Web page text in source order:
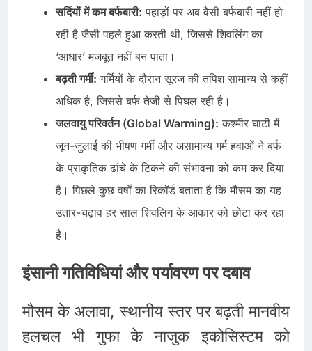
सर्दियों में कम बर्फबारी: पहाड़ों पर अब वैसी बर्फबारी नहीं हो
रही है जैसी पहले हुआ करती थी, जिससे शिवलिंग का
‘आधार’ मजबूत नहीं बन पाता।
बढ़ती गर्मी: गर्मियों के दौरान सूरज की तपिश सामान्य से कहीं
अधिक है, जिससे बर्फ तेजी से पिघल रही है।
जलवायु परिवर्तन (Global Warming): कश्मीर घाटी में
जून-जुलाई की भीषण गर्मी और असामान्य गर्म हवाओं ने बर्फ
के प्राकृतिक ढांचे के टिकने की संभावना को कम कर दिया
है। पिछले कुछ वर्षों का रिकॉर्ड बताता है कि मौसम का यह
उतार-चढ़ाव हर साल शिवलिंग के आकार को छोटा कर रहा
है।
इंसानी गतिविधियां और पर्यावरण पर दबाव
मौसम के अलावा, स्थानीय स्तर पर बढ़ती मानवीय
हलचल भी गुफा के नाजुक इकोसिस्टम को